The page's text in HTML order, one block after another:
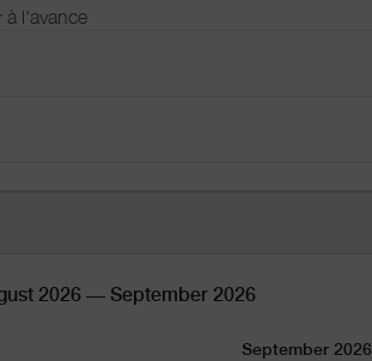
à l'avance
2026 — September 2026
September 2026